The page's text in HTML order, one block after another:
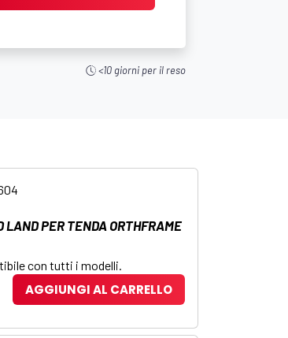
<10 giorni per il reso
LAND PER TENDA ORTHFRAME
con tutti i modelli.
AGGIUNGI AL CARRELLO